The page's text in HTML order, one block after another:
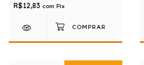
R$12,83 com Pix